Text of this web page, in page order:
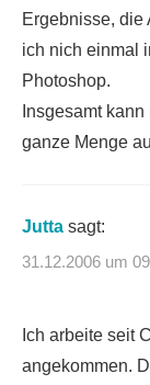
Ergebnisse, die
ich nich einmal
Photoshop.
Insgesamt
ganze Menge
Jutta sagt:
31.12.2006 um
Ich arbeite seit
angekommen.